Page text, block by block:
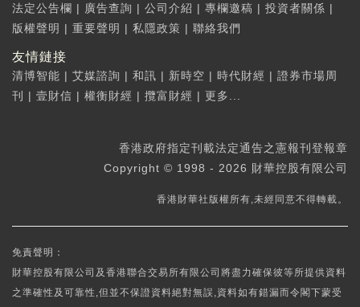
法定公告欄 | 廣告查詢 | 公司介紹 | 專欄邀稿 | 投資者關係 |
版權聲明 | 重要聲明 | 私隱政策 | 聯絡我們
友情鏈接
清博智能 | 艾媒諮詢 | 和訊 | 新時空 | 時代財經 | 證券市場周
刊
| 壹財信 | 權衡財經 | 攬富財經 | 更多...
香港政府指定刊載法定通告之憲報刊登報章
Copyright © 1998 - 2026 財華控股有限公司
香港財華社版權所有,未經同意不得轉載。
免責聲明：
財華控股有限公司及香港聯合交易所有限公司將盡力確保彼等所提供資料
之準確性及可靠性,但並不保證資料絕對無誤,資料如有錯漏而令閣下蒙受